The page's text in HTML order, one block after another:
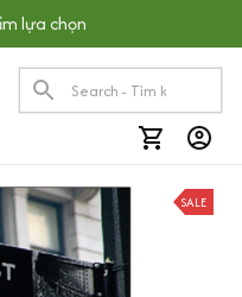
lựa chọn
SALE